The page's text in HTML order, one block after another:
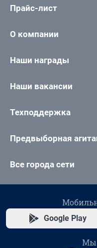
Прайс-лист
О компании
Наши награды
Наши вакансии
Техподдержка
Предвыборная
Все города сети
Google Play
Мы